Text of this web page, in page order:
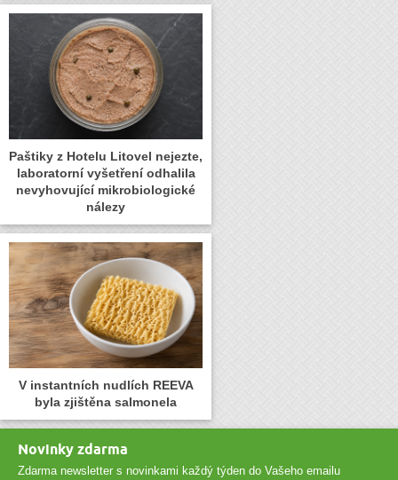
Paštiky z Hotelu Litovel nejezte,
laboratorní vyšetření odhalila
nevyhovující mikrobiologické
nálezy
V instantních nudlích REEVA
byla zjištěna salmonela
Novinky zdarma
Zdarma newsletter s novinkami každý týden do Vašeho emailu